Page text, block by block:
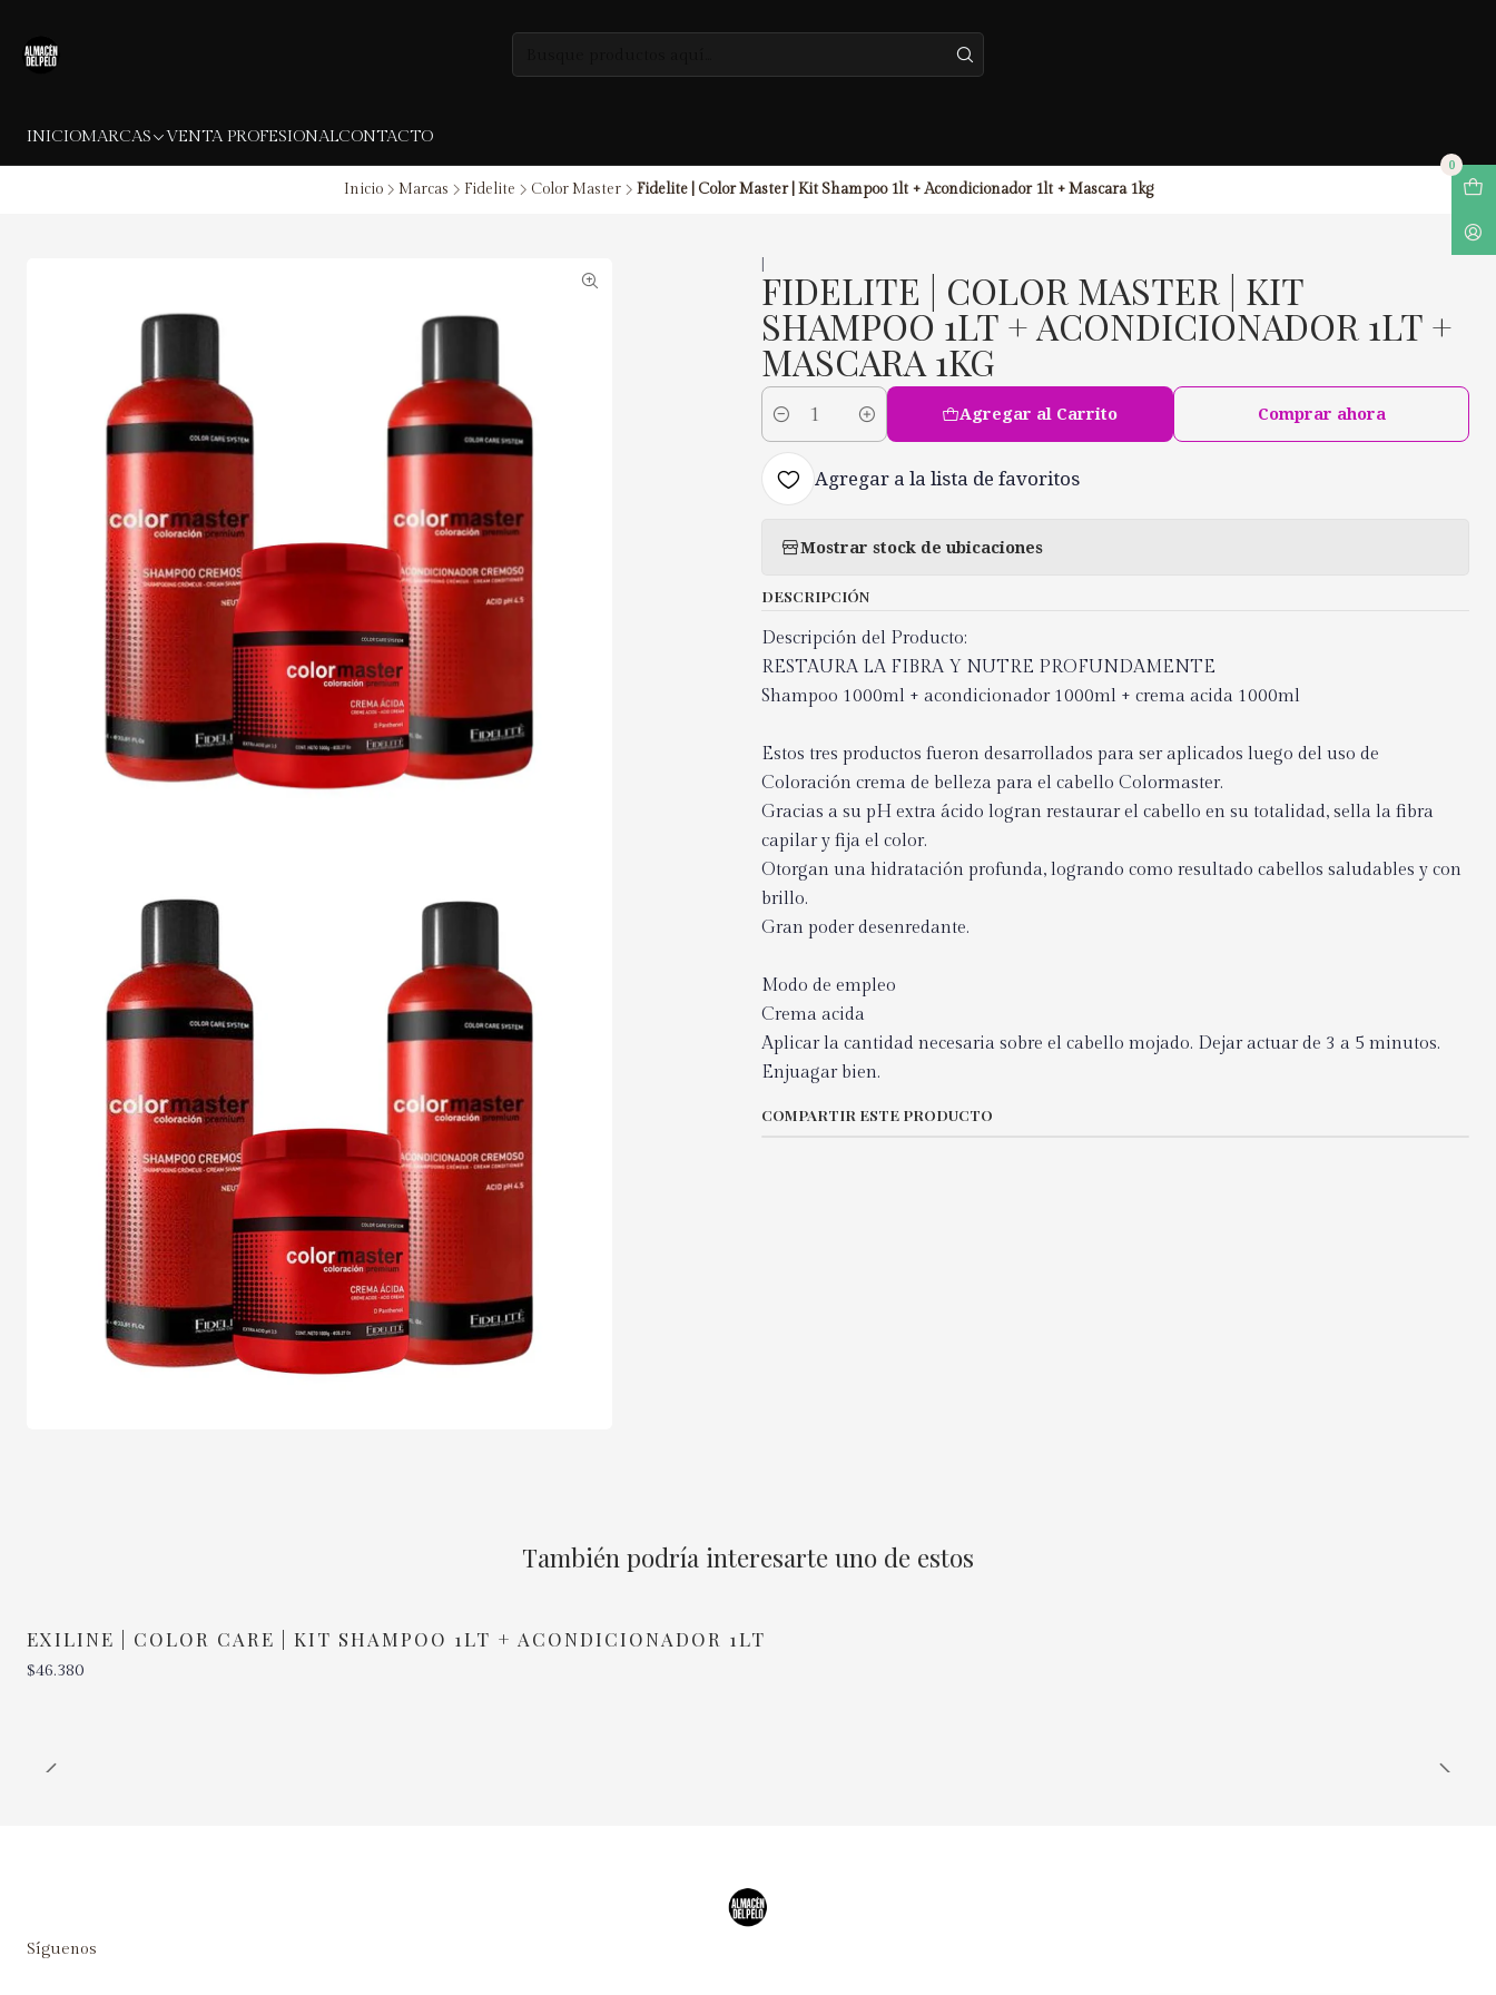
INICIOMARCAS VENTA PROFESIONALCONTACTO
0
Inicio Marcas Fidelite Color Master Fidelite | Color Master | Kit Shampoo 1lt + Acondicionador 1lt + Mascara 1kg
FIDELITE | COLOR MASTER | KIT
SHAMPOO 1LT + ACONDICIONADOR 1LT +
MASCARA 1KG
Cantidad
Agregar al Carrito Comprar ahora
Agregar a la lista de favoritos
Mostrar stock de ubicaciones
DESCRIPCIÓN
Descripción del Producto:
RESTAURA LA FIBRA Y NUTRE PROFUNDAMENTE
Shampoo 1000ml + acondicionador 1000ml + crema acida 1000ml
Estos tres productos fueron desarrollados para ser aplicados luego del uso de
Coloración crema de belleza para el cabello Colormaster.
Gracias a su pH extra ácido logran restaurar el cabello en su totalidad, sella la fibra
capilar y fija el color.
Otorgan una hidratación profunda, logrando como resultado cabellos saludables y con
brillo.
Gran poder desenredante.
Modo de empleo
Crema acida
Aplicar la cantidad necesaria sobre el cabello mojado. Dejar actuar de 3 a 5 minutos.
Enjuagar bien.
COMPARTIR ESTE PRODUCTO
También podría interesarte uno de estos
EXILINE | COLOR CARE | KIT SHAMPOO 1LT + ACONDICIONADOR 1LT
$46.380
Síguenos